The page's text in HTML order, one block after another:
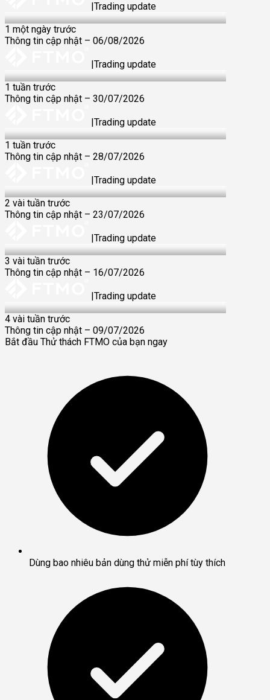
Trading update
6 Aug 2026
1 một ngày trước
Thông tin cập nhật – 06/08/2026
Trading update
30 Jul 2026
1 tuần trước
Thông tin cập nhật – 30/07/2026
Trading update
28 Jul 2026
1 tuần trước
Thông tin cập nhật – 28/07/2026
Trading update
23 Jul 2026
2 vài tuần trước
Thông tin cập nhật – 23/07/2026
Trading update
16 Jul 2026
3 vài tuần trước
Thông tin cập nhật – 16/07/2026
Trading update
9 Jul 2026
4 vài tuần trước
Thông tin cập nhật – 09/07/2026
Bắt đầu Thử thách FTMO của bạn ngay
Dùng bao nhiêu bản dùng thử miễn phí tùy thích